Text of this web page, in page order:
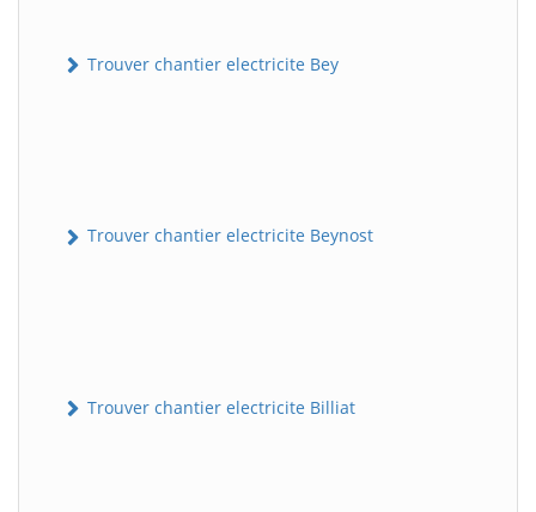
Trouver chantier electricite Bey
Trouver chantier electricite Beynost
Trouver chantier electricite Billiat